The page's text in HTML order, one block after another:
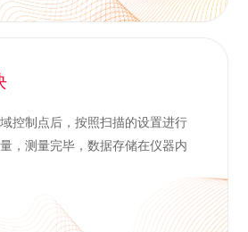
控制点后，按照扫描的设置进行
，测量完毕，数据存储在仪器内